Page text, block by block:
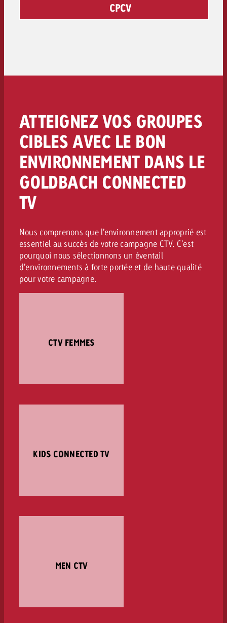
CPCV
ATTEIGNEZ VOS GROUPES
CIBLES AVEC LE BON
ENVIRONNEMENT DANS LE
GOLDBACH CONNECTED
TV
Nous comprenons que l’environnement approprié est
essentiel au succès de votre campagne CTV. C’est
pourquoi nous sélectionnons un éventail
d’environnements à forte portée et de haute qualité
pour votre campagne.
CTV FEMMES
KIDS CONNECTED TV
MEN CTV